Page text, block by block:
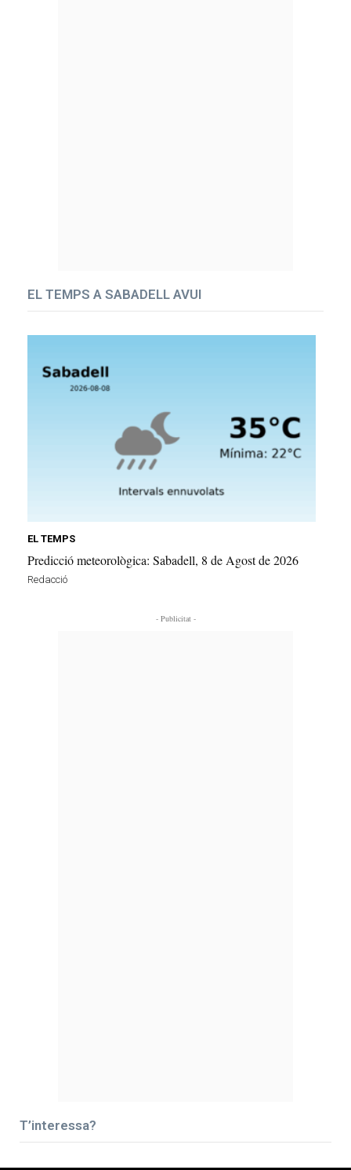
EL TEMPS A SABADELL AVUI
EL TEMPS
Predicció meteorològica: Sabadell, 8 de Agost de 2026
Redacció
- Publicitat -
T’interessa?